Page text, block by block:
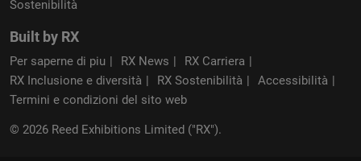
Sostenibilità
Built by RX
Per saperne di piu RX News
RX Carriera
RX Inclusione e diversità
RX Sostenibilità
Accessibilità
Termini e condizioni del sito web
© 2026 Reed Exhibitions Limited ("RX").